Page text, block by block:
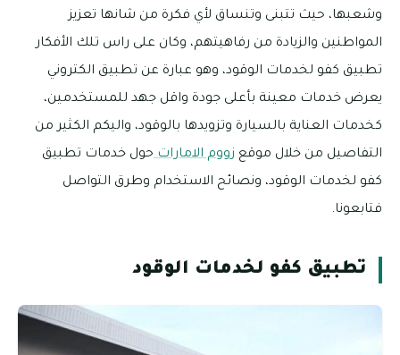
وشعبها، حيث تتبنى وتنساق لأي فكرة من شانها تعزيز
المواطنين والزيادة من رفاهيتهم، وكان على راس تلك الأفكار
تطبيق كفو لخدمات الوقود، وهو عبارة عن تطبيق الكتروني
يعرض خدمات معينة بأعلى جودة واقل جهد للمستخدمين،
كخدمات العناية بالسيارة وتزويدها بالوقود، واليكم الكثير من
التفاصيل من خلال موقع زووم الاماراتحول خدمات تطبيق
كفو لخدمات الوقود، ونصائح الاستخدام وطرق التواصل
فتابعونا.
تطبيق كفو لخدمات الوقود